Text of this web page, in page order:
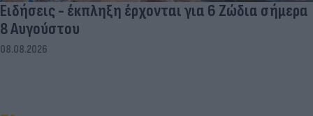
Ειδήσεις - έκπληξη έρχονται για 6 Ζώδια σήμερα
8 Αυγούστου
08.08.2026